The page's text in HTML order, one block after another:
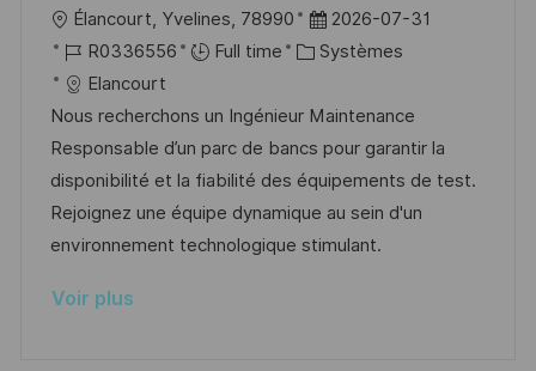
h
p
o
o
c
a
l
i
s
a
Élancourt, Yvelines, 78990
D
a
e
d
’
a
f
2026-07-31
R
é
f
é
r
e
n
e
R0336556 Full time
C
t
é
g
o
r
Systèmes
Elancourt
Nous recherchons un Ingénieur Maintenance
Responsable d’un parc de bancs pour garantir la
disponibilité et la fiabilité des équipements de test.
Rejoignez une équipe dynamique au sein d'un
environnement technologique stimulant.
Voir plus